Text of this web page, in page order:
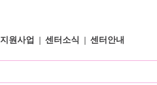
지원사업 센터소식 센터안내